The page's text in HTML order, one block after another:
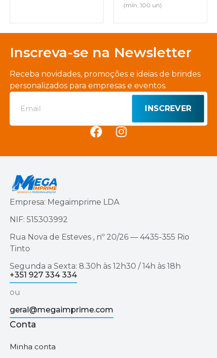
(mín. 100 un)
Inscreva-se na Newsletter
Receba novidades, promoções e ideias de brindes
personalizados para empresas e eventos.
INSCREVER
Empresa: Megaimprime LDA
NIF: 515303992
Rua Nova de Esteves , nº 20/26 — 4435-355 Rio
Tinto
Segunda a Sexta: 8.30h às 12h30 / 14h às 18h
+351 927 334 334
ou
geral@megaimprime.com
Conta
Minha conta